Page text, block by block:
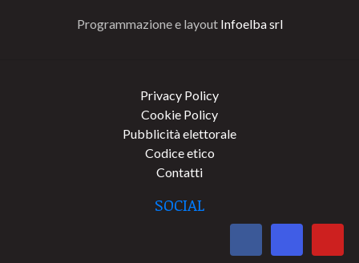
Programmazione e layout Infoelba srl
Privacy Policy
Cookie Policy
Pubblicità elettorale
Codice etico
Contatti
SOCIAL